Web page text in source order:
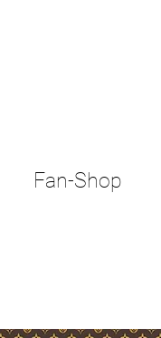
Fan-Shop